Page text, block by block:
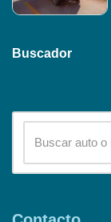
Buscador